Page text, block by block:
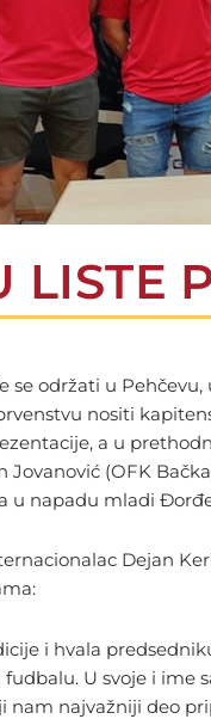
LISTE
održati u
nositi
a u
(OFK
u napadu mladi
Dejan
i hvala
U svoje i ime
najvažniji deo